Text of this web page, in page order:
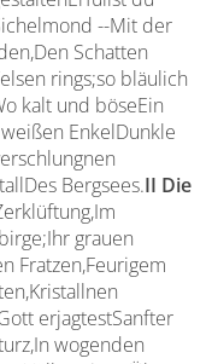
--Mit der
Schatten
rings;so bläulich
kalt und böseEin
EnkelDunkle
Bergsees.II Die
grauen
Fratzen,Feurigem
erjagtestSanfter
wogenden